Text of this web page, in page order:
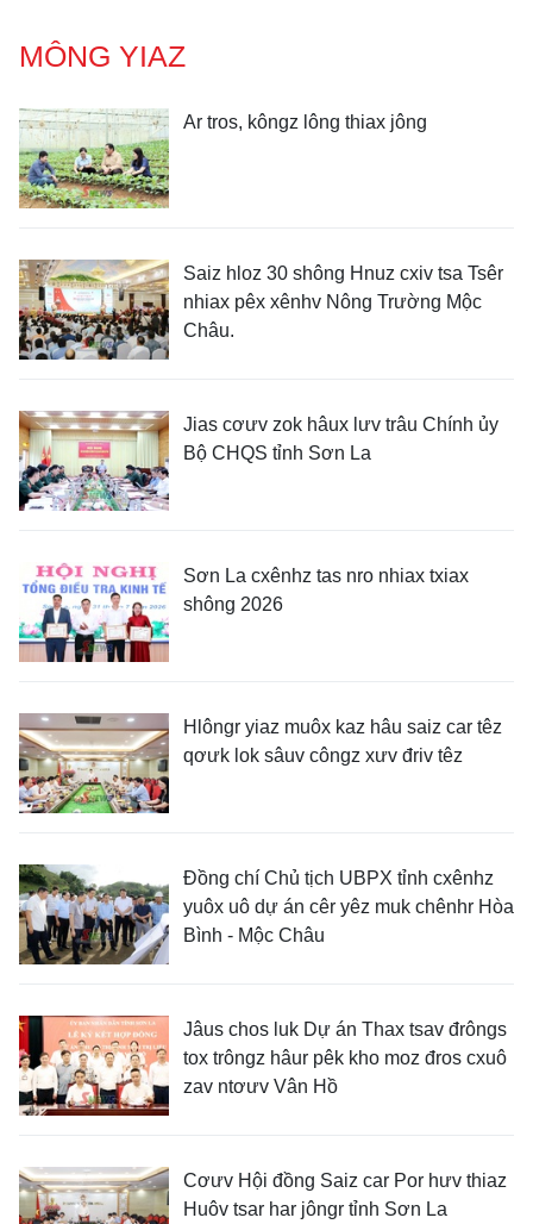
MÔNG YIAZ
Ar tros, kôngz lông thiax jông
Saiz hloz 30 shông Hnuz cxiv tsa Tsêr
nhiax pêx xênhv Nông Trường Mộc
Châu.
Jias cơưv zok hâux lưv trâu Chính ủy
Bộ CHQS tỉnh Sơn La
Sơn La cxênhz tas nro nhiax txiax
shông 2026
Hlôngr yiaz muôx kaz hâu saiz car têz
qơưk lok sâuv côngz xưv đriv têz
Đồng chí Chủ tịch UBPX tỉnh cxênhz
yuôx uô dự án cêr yêz muk chênhr Hòa
Bình - Mộc Châu
Jâus chos luk Dự án Thax tsav đrôngs
tox trôngz hâur pêk kho moz đros cxuô
zav ntơưv Vân Hồ
Cơưv Hội đồng Saiz car Por hưv thiaz
Huôv tsar har jôngr tỉnh Sơn La